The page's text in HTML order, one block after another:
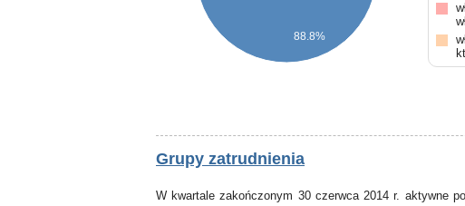
88.8%
Grupy zatrudnienia
W kwartale zakończonym 30 czerwca 2014 r. aktywne